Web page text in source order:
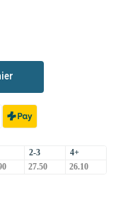
2-3
4+
27.50 26.10